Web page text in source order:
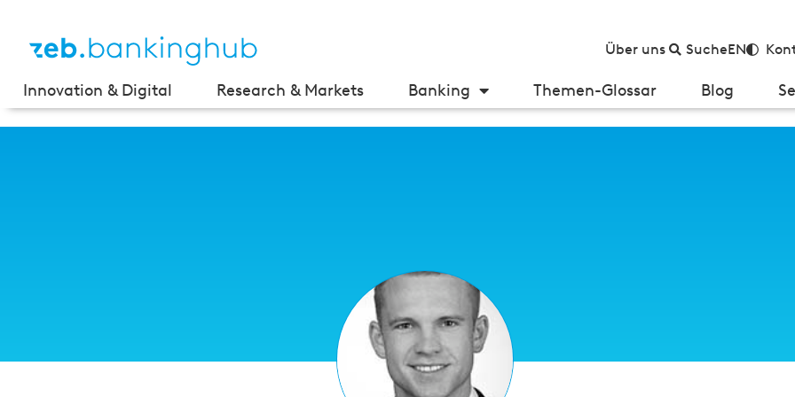
Über uns SucheEN
Innovation & Digital Research & Markets Banking Themen-Glossar Blog